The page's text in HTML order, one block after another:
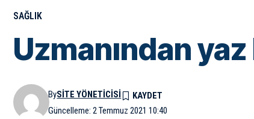
SAĞLIK
Uzmanından
Güncelleme: 2 Temmuz 2021 10:40
BySITE YÖNETICISI